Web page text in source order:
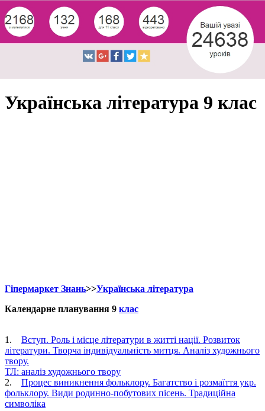
Українська література 9 клас
Гіпермаркет Знань>>Українська література
Календарне планування 9 клас
1. Вступ. Роль і місце літератури в житті нації. Розвиток
літератури. Творча індивідуальність митця. Аналіз художнього
твору.
ТЛ: аналіз художнього твору
2. Процес виникнення фольклору. Багатство і розмаїття укр.
фольклору. Види родинно-побутових пісень. Традиційна
символіка